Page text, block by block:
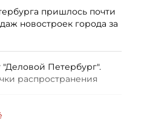
пришлось почти
новостроек города за
"Деловой Петербург".
распространения